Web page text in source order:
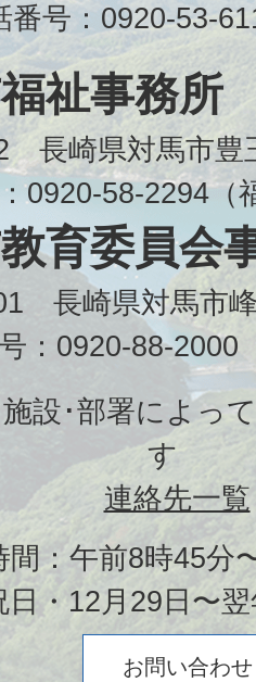
番号：0920-53-
祉事務所
長崎県対馬市
0920-58-2294（
育委員会
長崎県対馬市
：0920-88-2000
設･部署によっ
す
連絡先一覧
間：午前8時45分
日・12月29日〜
お問い合わせ